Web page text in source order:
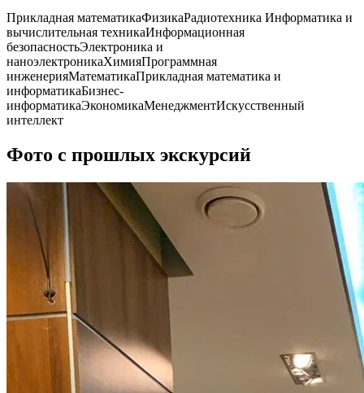
Прикладная математикаФизикаРадиотехника Информатика и
вычислительная техникаИнформационная
безопасностьЭлектроника и
наноэлектроникаХимияПрограммная
инженерияМатематикаПрикладная математика и
информатикаБизнес-
информатикаЭкономикаМенеджментИскусственный
интеллект
Фото с прошлых экскурсий